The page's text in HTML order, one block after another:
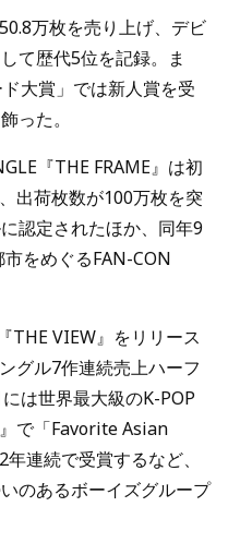
万枚を売り上げ、デビ
て歴代5位を記録。ま
大賞」では新人賞を受
った。
『THE FRAME』は初
出荷枚数が100万枚を突
認定されたほか、同年9
をめぐるFAN-CON
THE VIEW』をリリース
グル7作連続売上ハーフ
は世界最大級のK-POP
で「Favorite Asian
連続で受賞するなど、
のあるボーイズグループ